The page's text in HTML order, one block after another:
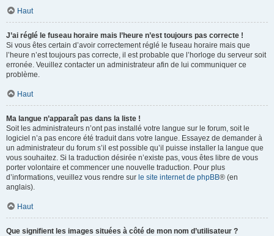
Haut
J’ai réglé le fuseau horaire mais l’heure n’est toujours pas correcte !
Si vous êtes certain d’avoir correctement réglé le fuseau horaire mais que
l’heure n’est toujours pas correcte, il est probable que l’horloge du serveur soit
erronée. Veuillez contacter un administrateur afin de lui communiquer ce
problème.
Haut
Ma langue n’apparaît pas dans la liste !
Soit les administrateurs n’ont pas installé votre langue sur le forum, soit le
logiciel n’a pas encore été traduit dans votre langue. Essayez de demander à
un administrateur du forum s’il est possible qu’il puisse installer la langue que
vous souhaitez. Si la traduction désirée n’existe pas, vous êtes libre de vous
porter volontaire et commencer une nouvelle traduction. Pour plus
d’informations, veuillez vous rendre sur le site internet de phpBB® (en
anglais).
Haut
Que signifient les images situées à côté de mon nom d’utilisateur ?